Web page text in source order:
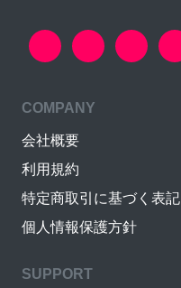
COMPANY
会社概要
利用規約
特定商取引に基づく表記
個人情報保護方針
SUPPORT